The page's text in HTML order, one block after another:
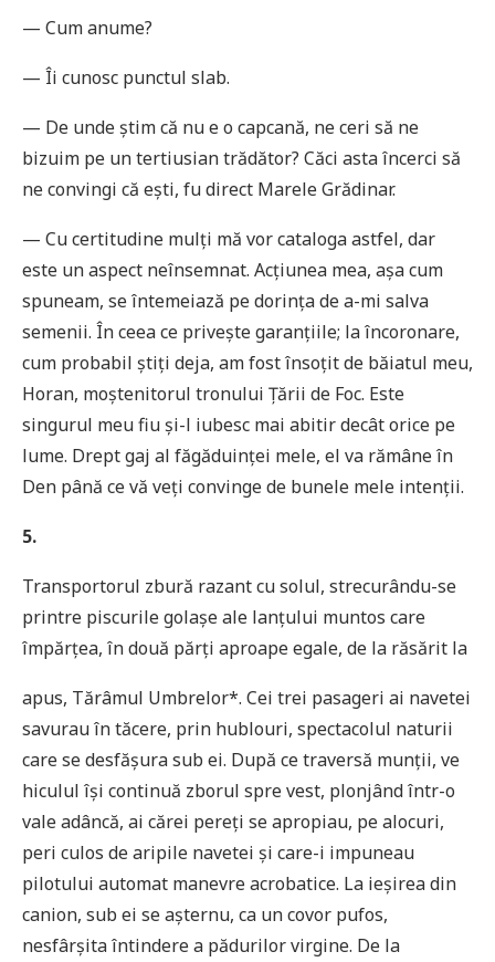
— Cum anume?
— Îi cunosc punctul slab.
— De unde știm că nu e o capcană, ne ceri să ne
bizuim pe un tertiusian trădător? Căci asta încerci să
ne convingi că ești, fu direct Marele Grădinar.
— Cu certitudine mulţi mă vor cataloga astfel, dar
este un aspect neînsemnat. Acţiunea mea, așa cum
spuneam, se întemeiază pe dorinţa de a-mi salva
semenii. În ceea ce privește garanţiile; la încoronare,
cum probabil știţi deja, am fost însoţit de băiatul meu,
Horan, moștenitorul tronului Țării de Foc. Este
singurul meu fiu și-l iubesc mai abitir decât orice pe
lume. Drept gaj al făgăduinţei mele, el va rămâne în
Den până ce vă veţi convinge de bunele mele intenţii.
5.
Transportorul zbură razant cu solul, strecurându-se
printre piscurile golașe ale lanţului muntos care
împărţea, în două părţi aproape egale, de la răsărit la
apus, Tărâmul Umbrelor*. Cei trei pasageri ai navetei
savurau în tăcere, prin hublouri, spectacolul naturii
care se desfășura sub ei. După ce traversă munţii, ve
hiculul își continuă zborul spre vest, plonjând într-o
vale adâncă, ai cărei pereţi se apropiau, pe alocuri,
peri culos de aripile navetei și care-i impuneau
pilotului automat manevre acrobatice. La ieșirea din
canion, sub ei se așternu, ca un covor pufos,
nesfârșita întindere a pădurilor virgine. De la